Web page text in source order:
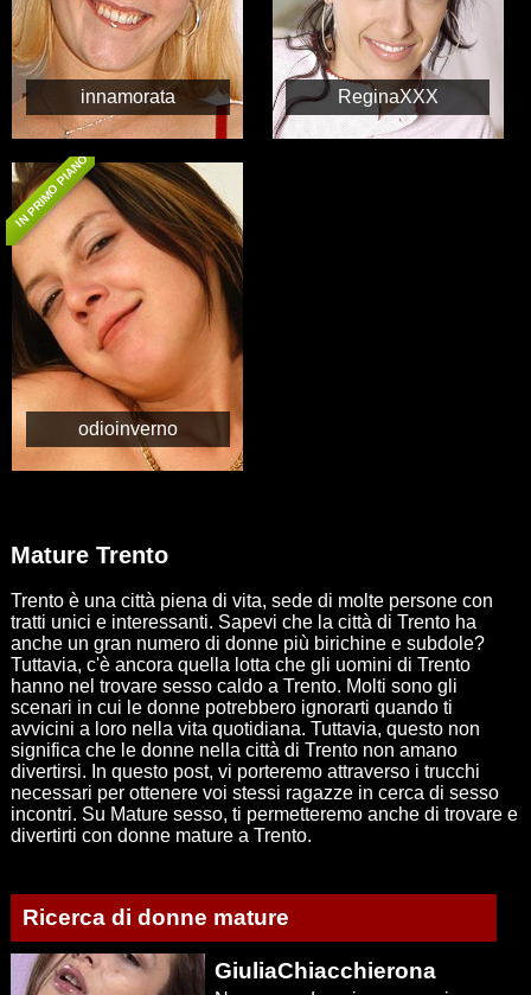
innamorata ReginaXXX
IN PRIMO PIANO
odioinverno
Mature Trento
Trento è una città piena di vita, sede di molte persone con
tratti unici e interessanti. Sapevi che la città di Trento ha
anche un gran numero di donne più birichine e subdole?
Tuttavia, c'è ancora quella lotta che gli uomini di Trento
hanno nel trovare sesso caldo a Trento. Molti sono gli
scenari in cui le donne potrebbero ignorarti quando ti
avvicini a loro nella vita quotidiana. Tuttavia, questo non
significa che le donne nella città di Trento non amano
divertirsi. In questo post, vi porteremo attraverso i trucchi
necessari per ottenere voi stessi ragazze in cerca di sesso
incontri. Su Mature sesso, ti permetteremo anche di trovare e
divertirti con donne mature a Trento.
Ricerca di donne mature
GiuliaChiacchierona